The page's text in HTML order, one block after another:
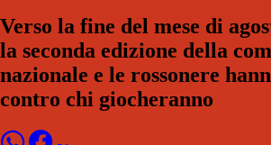
Verso la fine del mese di
la seconda edizione della
nazionale e le rossonere
contro chi giocheranno